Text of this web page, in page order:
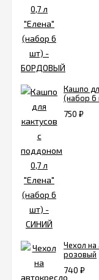
Кашпо
(набор
750 ₽
Чехол на
розовый
740 ₽